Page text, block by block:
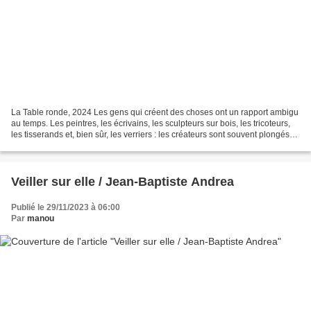
La Table ronde, 2024 Les gens qui créent des choses ont un rapport ambigu
au temps. Les peintres, les écrivains, les sculpteurs sur bois, les tricoteurs,
les tisserands et, bien sûr, les verriers : les créateurs sont souvent plongés
Veiller sur elle / Jean-Baptiste Andrea
Publié le 29/11/2023 à 06:00
Par manou